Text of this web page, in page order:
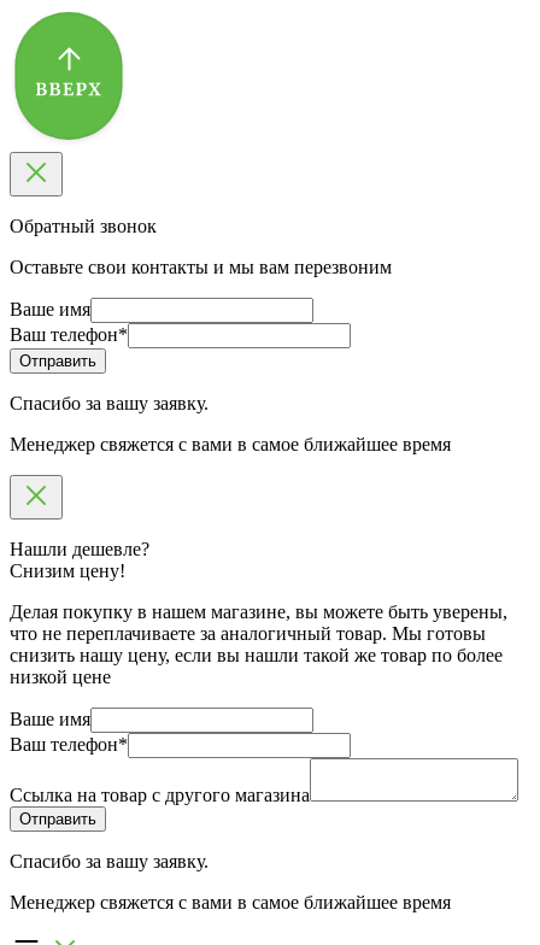
Обратный звонок
Оставьте свои контакты и мы вам перезвоним
Ваше имя
Ваш телефон*
Спасибо за вашу заявку.
Менеджер свяжется с вами в самое ближайшее время
Нашли дешевле?
Снизим цену!
Делая покупку в нашем магазине, вы можете быть уверены,
что не переплачиваете за аналогичный товар. Мы готовы
снизить нашу цену, если вы нашли такой же товар по более
низкой цене
Ваше имя
Ваш телефон*
Ссылка на товар с другого магазина
Спасибо за вашу заявку.
Менеджер свяжется с вами в самое ближайшее время